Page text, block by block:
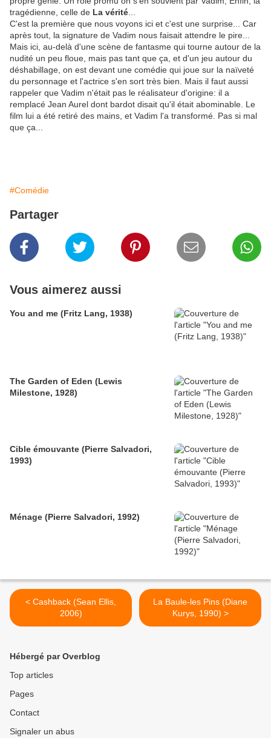
tragédienne, celle de La vérité
C'est la première que nous voyons ici et c'est une surprise... Car
après tout, la signature de Vadim nous faisait attendre le pire...
Mais ici, au-delà d'une scène de fantasme qui tourne autour de la
nudité un peu floue, mais pas tant que ça, et d'un jeu autour du
déshabillage, on est devant une comédie qui joue sur la naïveté
du personnage et l'actrice s'en sort très bien. Mais il faut aussi
rappeler que Vadim n'était pas le réalisateur d'origine: il a
remplacé Jean Aurel dont bardot disait qu'il était abominable. Le
film lui a été retiré des mains, et Vadim l'a transformé. Pas si mal
que ça...
#Comédie
Partager
Vous aimerez aussi
You and me (Fritz Lang, 1938)
The Garden of Eden (Lewis
Milestone, 1928)
Cible émouvante (Pierre Salvadori,
1993)
Ménage (Pierre Salvadori, 1992)
< Cashback (Sean Ellis,
2006)
La Baule-les Pins (Diane
Kurys, 1990) >
Hébergé par Overblog
Top articles
Pages
Contact
Signaler un abus